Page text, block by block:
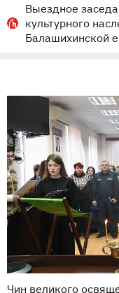
Выездное
культурного
Балашихинской
Чин великого